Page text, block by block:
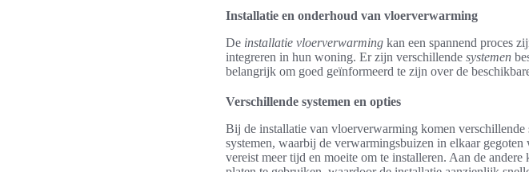
Installatie en onderhoud van vloerverwarming
De installatie vloerverwarming kan een spannend proces
integreren in hun woning. Er zijn verschillende systemen
belangrijk om goed geïnformeerd te zijn over de
Verschillende systemen en opties
Bij de installatie van vloerverwarming komen
systemen, waarbij de verwarmingsbuizen in elkaar
vereist meer tijd en moeite om te installeren. Aan de